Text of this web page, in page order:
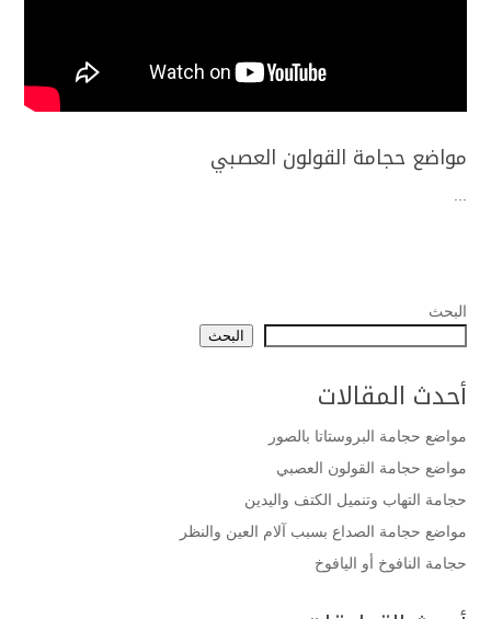
مواضع حجامة القولون العصبي
...
البحث
البحث
أحدث المقالات
مواضع حجامة البروستاتا بالصور
مواضع حجامة القولون العصبي
حجامة التهاب وتنميل الكتف واليدين
مواضع حجامة الصداع بسبب آلام العين والنظر
حجامة النافوخ أو اليافوخ